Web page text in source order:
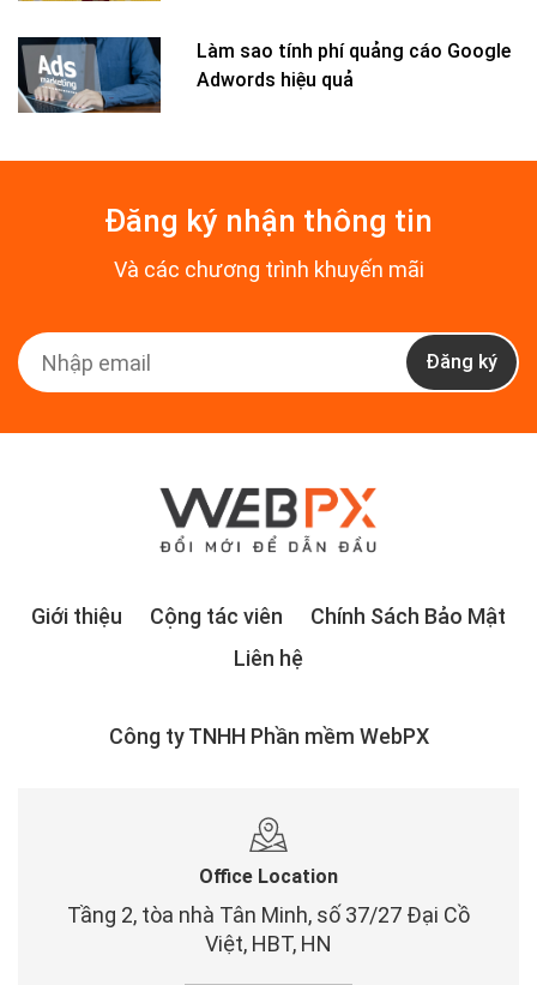
Làm sao tính phí quảng cáo Google
Adwords hiệu quả
Đăng ký nhận thông tin
Và các chương trình khuyến mãi
Đăng ký
Giới thiệu Cộng tác viên
Chính Sách Bảo Mật
Liên hệ
Công ty TNHH Phần mềm WebPX
Office Location
Tầng 2, tòa nhà Tân Minh, số 37/27 Đại Cồ
Việt, HBT, HN